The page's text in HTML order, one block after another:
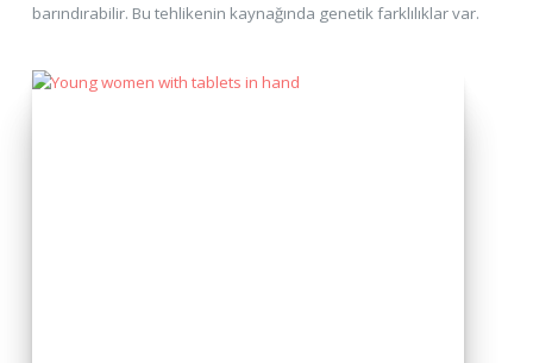
barındırabilir. Bu tehlikenin kaynağında genetik farklılıklar var.